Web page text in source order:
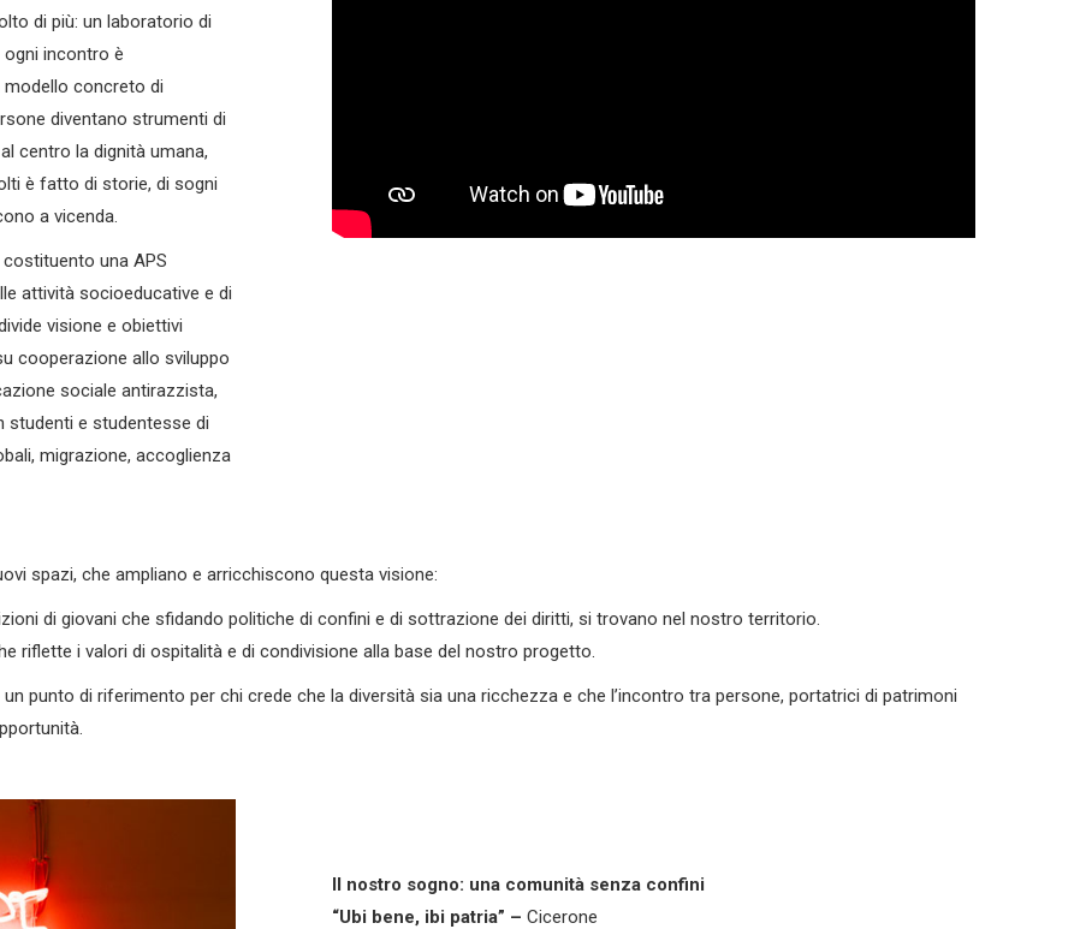
di più: un laboratorio di
ogni incontro è
modello concreto di
diventano strumenti di
centro la dignità umana,
è fatto di storie, di sogni
a vicenda.
una APS
attività socioeducative e di
visione e obiettivi
cooperazione allo sviluppo
sociale antirazzista,
studenti e studentesse di
migrazione, accoglienza
spazi, che ampliano e arricchiscono questa visione:
di giovani che sfidando politiche di confini e di sottrazione dei diritti, si trovano nel nostro territorio.
riflette i valori di ospitalità e di condivisione alla base del nostro progetto.
punto di riferimento per chi crede che la diversità sia una ricchezza e che l’incontro tra persone, portatrici di patrimoni
Il nostro sogno: una comunità senza confini
“Ubi bene, ibi patria” – Cicerone